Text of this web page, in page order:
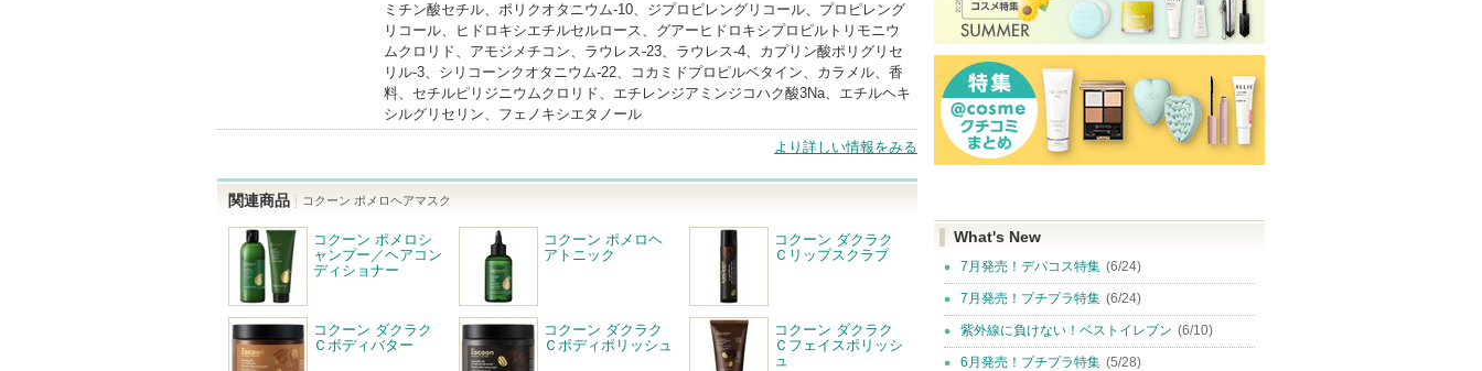
ミチン酸セチル、ポリクオタニウム-10、ジプロピレングリコール、プロピレング
リコール、ヒドロキシエチルセルロース、グアーヒドロキシプロピルトリモニウ
ムクロリド、アモジメチコン、ラウレス-23、ラウレス-4、カプリン酸ポリグリセ
リル-3、シリコーンクオタニウム-22、コカミドプロピルベタイン、カラメル、香
料、セチルピリジニウムクロリド、エチレンジアミンジコハク酸3Na、エチルヘキ
シルグリセリン、フェノキシエタノール
より詳しい情報をみる
関連商品 コクーン ポメロヘアマスク
コクーン ポメロシ
ャンプー／ヘアコン
ディショナー
コクーン ポメロヘ
アトニック
コクーン ダクラク
Ｃリップスクラブ
コクーン ダクラク
Ｃボディバター
コクーン ダクラク
Ｃボディポリッシュ
コクーン ダクラク
Ｃフェイスポリッシ
ュ
What's New
7月発売！デパコス特集 (6/24)
7月発売！プチプラ特集 (6/24)
紫外線に負けない！ベストイレブン (6/10)
6月発売！プチプラ特集 (5/28)